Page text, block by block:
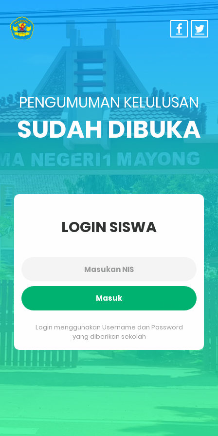
PENGUMUMAN KELULUSAN
SUDAH DIBUKA
LOGIN SISWA
Masuk
Login menggunakan Username dan Password
yang diberikan sekolah